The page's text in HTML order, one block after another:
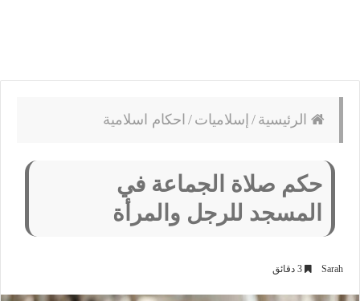
الرئيسية / إسلاميات / احكام اسلامية
حكم صلاة الجماعة في
المسجد للرجل والمرأة
Sarah